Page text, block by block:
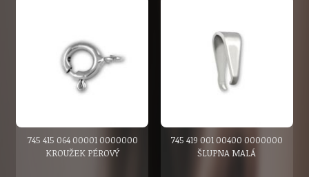
745 415 064 00001 0000000
KROUŽEK PÉROVÝ
745 419 001 00400 0000000
ŠLUPNA MALÁ